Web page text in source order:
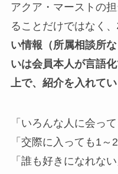
アクア・マーストの
ることだけではなく、
い情報（所属相談所
いは会員本人が言語
上で、紹介を入れて
「いろんな人に会っ
「交際に入っても1～
「誰も好きになれない